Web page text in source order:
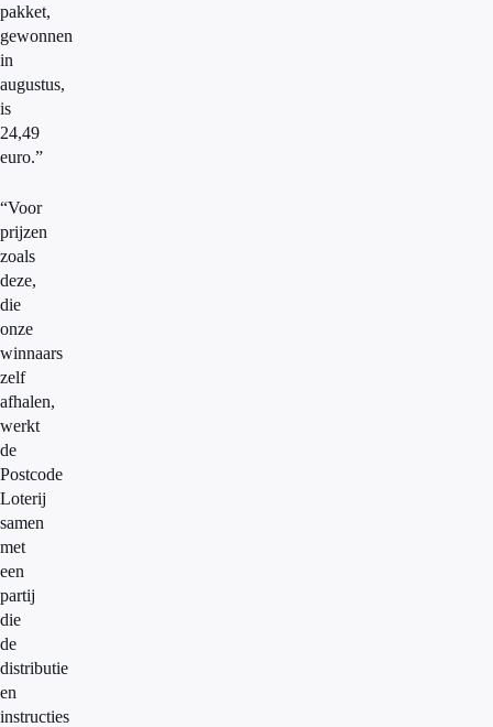
pakket,
gewonnen
in
augustus,
is
24,49
euro.”
“Voor
prijzen
zoals
deze,
die
onze
winnaars
zelf
afhalen,
werkt
de
Postcode
Loterij
samen
met
een
partij
die
de
distributie
en
instructies